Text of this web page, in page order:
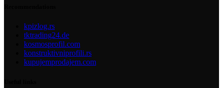
kpizlog.rs
tktrading24.de
kosmosprofil.com
konstruktivniprofili.rs
kupujemprodajem.com